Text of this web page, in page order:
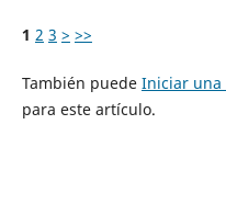
1 2 3 > >>
También puede Iniciar una
para este artículo.